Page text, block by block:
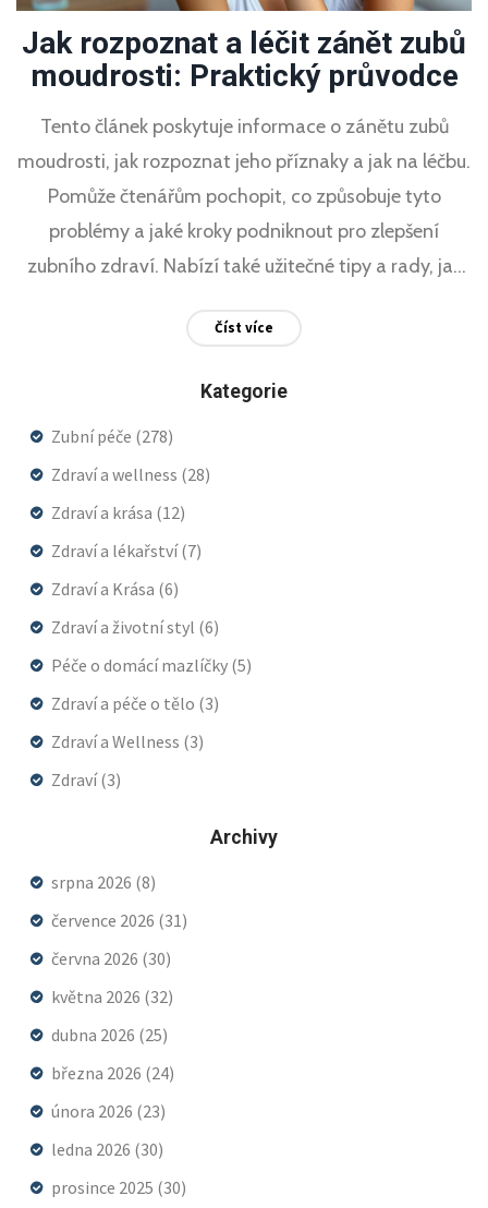
Jak rozpoznat a léčit zánět zubů
moudrosti: Praktický průvodce
Tento článek poskytuje informace o zánětu zubů
moudrosti, jak rozpoznat jeho příznaky a jak na léčbu.
Pomůže čtenářům pochopit, co způsobuje tyto
problémy a jaké kroky podniknout pro zlepšení
zubního zdraví. Nabízí také užitečné tipy a rady, jak
Číst více
Kategorie
Zubní péče (278)
Zdraví a wellness (28)
Zdraví a krása (12)
Zdraví a lékařství(7)
Zdraví a Krása (6)
Zdraví a životní styl (6)
Péče o domácí mazlíčky (5)
Zdraví a péče o tělo (3)
Zdraví a Wellness (3)
Zdraví(3)
Archivy
srpna 2026 (8)
července 2026 (31)
června 2026 (30)
května 2026 (32)
dubna 2026 (25)
března 2026 (24)
února 2026 (23)
ledna 2026 (30)
prosince 2025 (30)